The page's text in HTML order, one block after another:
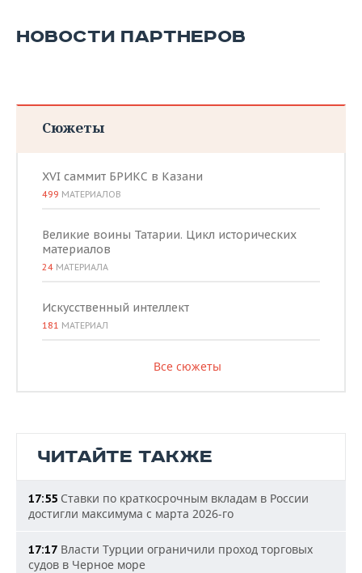
НОВОСТИ ПАРТНЕРОВ
Сюжеты
XVI саммит БРИКС в Казани
499 МАТЕРИАЛОВ
Великие воины Татарии. Цикл исторических
материалов
24 МАТЕРИАЛА
Искусственный интеллект
181 МАТЕРИАЛ
Все сюжеты
ЧИТАЙТЕ ТАКЖЕ
17:55 Ставки по краткосрочным вкладам в России
достигли максимума с марта 2026-го
17:17 Власти Турции ограничили проход торговых
судов в Черное море